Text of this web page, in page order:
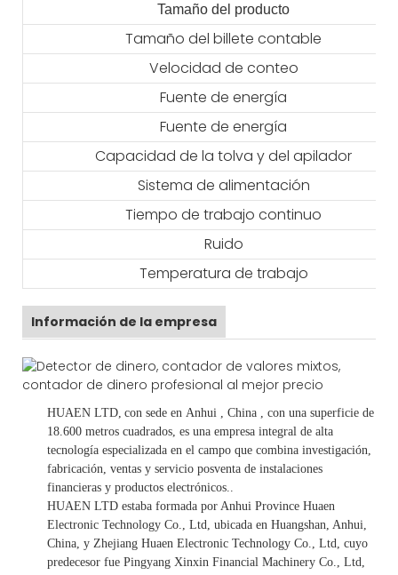
Tamaño del producto
Tamaño del billete contable
Velocidad de conteo
Fuente de energía
Fuente de energía
Capacidad de la tolva y del apilador
Sistema de alimentación
Tiempo de trabajo continuo
Ruido
Temperatura de trabajo
Información de la empresa
HUAEN LTD, con sede en Anhui , China
, con una superficie de
18.600 metros cuadrados, es una empresa integral de alta
tecnología especializada en el campo que combina investigación,
fabricación, ventas y servicio posventa de instalaciones
financieras y productos electrónicos.
HUAEN LTD estaba formada por Anhui Province Huaen
Electronic Technology Co., Ltd, ubicada en Huangshan, Anhui,
China, y Zhejiang Huaen Electronic Technology Co., Ltd, cuyo
predecesor fue Pingyang Xinxin Financial Machinery Co., Ltd,